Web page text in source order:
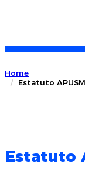
Home
Estatuto APUSM
Estatuto